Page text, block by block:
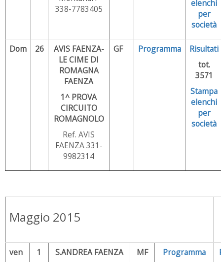
338-7783405
elenchi
per
società
Dom 26
AVIS FAENZA-
LE CIME DI
ROMAGNA
FAENZA
1^ PROVA
CIRCUITO
ROMAGNOLO
Ref. AVIS
FAENZA 331-
9982314
GF Programma
Risultati
tot.
3571
Stampa
elenchi
per
società
Maggio 2015
ven 1
S.ANDREA FAENZA
MF Programma